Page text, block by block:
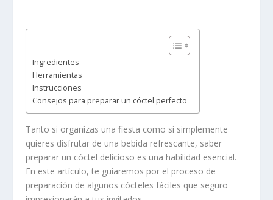
Ingredientes
Herramientas
Instrucciones
Consejos para preparar un cóctel perfecto
Tanto si organizas una fiesta como si simplemente
quieres disfrutar de una bebida refrescante, saber
preparar un cóctel delicioso es una habilidad esencial.
En este artículo, te guiaremos por el proceso de
preparación de algunos cócteles fáciles que seguro